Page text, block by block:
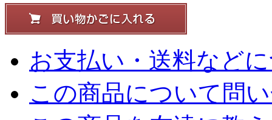
お支払い・送料など
この商品について問